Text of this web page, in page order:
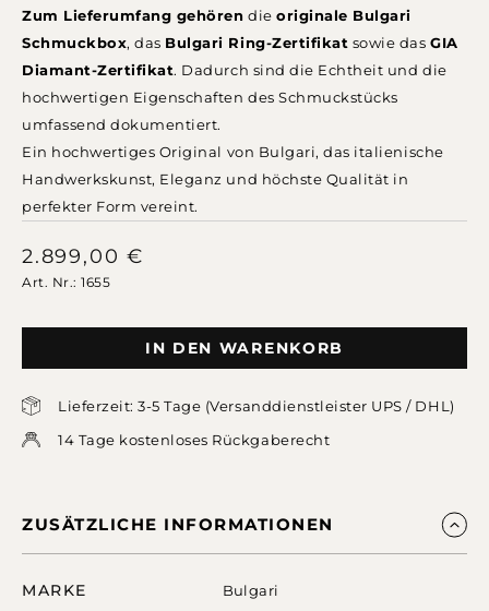
Zum Lieferumfang gehören dieoriginale Bulgari
Schmuckbox, das Bulgari Ring-Zertifikat sowie dasGIA
Diamant-Zertifikat. Dadurch sind die Echtheit und die
hochwertigen Eigenschaften des Schmuckstücks
umfassend dokumentiert.
Ein hochwertiges Original von Bulgari, das italienische
Handwerkskunst, Eleganz und höchste Qualität in
perfekter Form vereint.
2.899,00€
Art. Nr.: 1655
IN DEN WARENKORB
Lieferzeit: 3-5 Tage (Versanddienstleister UPS / DHL)
14 Tage kostenloses Rückgaberecht
ZUSÄTZLICHE INFORMATIONEN
MARKE Bulgari